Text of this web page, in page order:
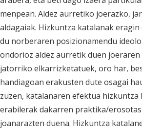
menpean. Aldez aurretiko joerazko,
aldagaiak. Hizkuntza katalanak eragin
du norberaren posizionamendu
ondorioz aldez aurretik duen joeraren
jatorriko elkarrizketatuek, oro har,
handiagoan erakusten dute osagai
zuzen, katalanaren efektua hizkuntza
erabilerak dakarren praktika/
joanarazten duena. Hizkuntza